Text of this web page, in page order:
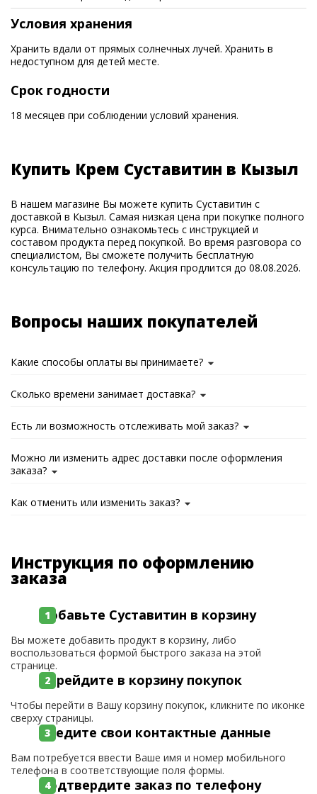
Условия хранения
Хранить вдали от прямых солнечных лучей. Хранить в
недоступном для детей месте.
Срок годности
18 месяцев при соблюдении условий хранения.
Купить Крем Суставитин в Кызыл
В нашем магазине Вы можете купить Суставитин с
доставкой в Кызыл. Самая низкая цена при покупке полного
курса. Внимательно ознакомьтесь с инструкцией и
составом продукта перед покупкой. Во время разговора со
специалистом, Вы сможете получить бесплатную
консультацию по телефону. Акция продлится до 08.08.2026.
Вопросы наших покупателей
Какие способы оплаты вы принимаете?
Сколько времени занимает доставка?
Есть ли возможность отслеживать мой заказ?
Можно ли изменить адрес доставки после оформления
заказа?
Как отменить или изменить заказ?
Инструкция по оформлению
заказа
Добавьте Суставитин в корзину
Вы можете добавить продукт в корзину, либо
воспользоваться формой быстрого заказа на этой
странице.
Перейдите в корзину покупок
Чтобы перейти в Вашу корзину покупок, кликните по иконке
сверху страницы.
Введите свои контактные данные
Вам потребуется ввести Ваше имя и номер мобильного
телефона в соответствующие поля формы.
Подтвердите заказ по телефону